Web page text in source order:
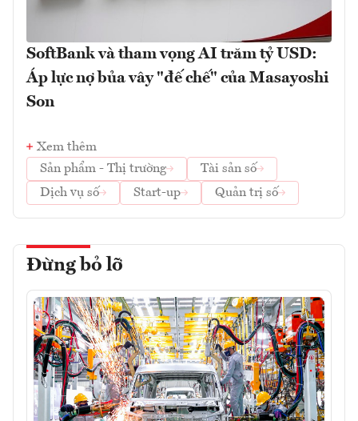
SoftBank và tham vọng AI trăm tỷ USD:
Áp lực nợ bủa vây "đế chế" của Masayoshi
Son
Xem thêm
Sản phẩm - Thị trường
Tài sản số
Dịch vụ số
Start-up Quản trị số
Đừng bỏ lỡ